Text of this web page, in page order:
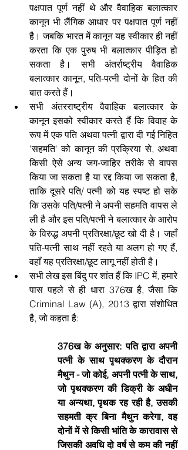
पक्षपात पूर्ण नहीं थे और वैवाहिक बलात्कार
कानून भी लैंगिक आधार पर पक्षपात पूर्ण नहीं
है। जबकि भारत में कानून यह स्वीकार ही नहीं
करता कि एक पुरुष भी बलात्कार पीड़ित हो
सकता है। सभी अंतर्राष्ट्रीय वैवाहिक
बलात्कार कानून, पति-पत्नी दोनों के हित की
बात करते हैं।
सभी अंतरराष्ट्रीय वैवाहिक बलात्कार के
कानून इसको स्वीकार करते हैं कि विवाह के
रूप में एक पति अथवा पत्नी द्वारा दी गई निहित
'सहमति' को कानून की प्रक्रिया से, अथवा
किसी ऐसे अन्य जग-जाहिर तरीके से वापस
किया जा सकता है या रद्द किया जा सकता है,
ताकि दूसरे पति/ पत्नी को यह स्पष्ट हो सके
कि उसके पति/पत्नी ने अपनी सहमति वापस ले
ली है और इस पति/पत्नी ने बलात्कार के आरोप
के विरुद्ध अपनी प्रतिरक्षा/छूट खो दी है। जहाँ
पति-पत्नी साथ नहीं रहते या अलग हो गए हैं,
वहाँ यह प्रतिरक्षा/छूट लागू नहीं होती है।
सभी लेख इस बिंदु पर शांत हैं कि IPC में, हमारे
पास पहले से ही धारा 376ख है, जैसा कि
Criminal Law (A), 2013 द्वारा संशोधित
है, जो कहता है:
376ख के अनुसार: पति द्वारा अपनी
पत्नी के साथ पृथक्करण के दौरान
मैथुन - जो कोई, अपनी पत्नी के साथ,
जो पृथक्करण की डिक्री के अधीन
या अन्यथा, पृथक रह रही है, उसकी
सहमती क्र बिना मैथुन करेगा, वह
दोनों में से किसी भांति के कारावास से
जिसकी अवधि दो वर्ष से कम की नहीं